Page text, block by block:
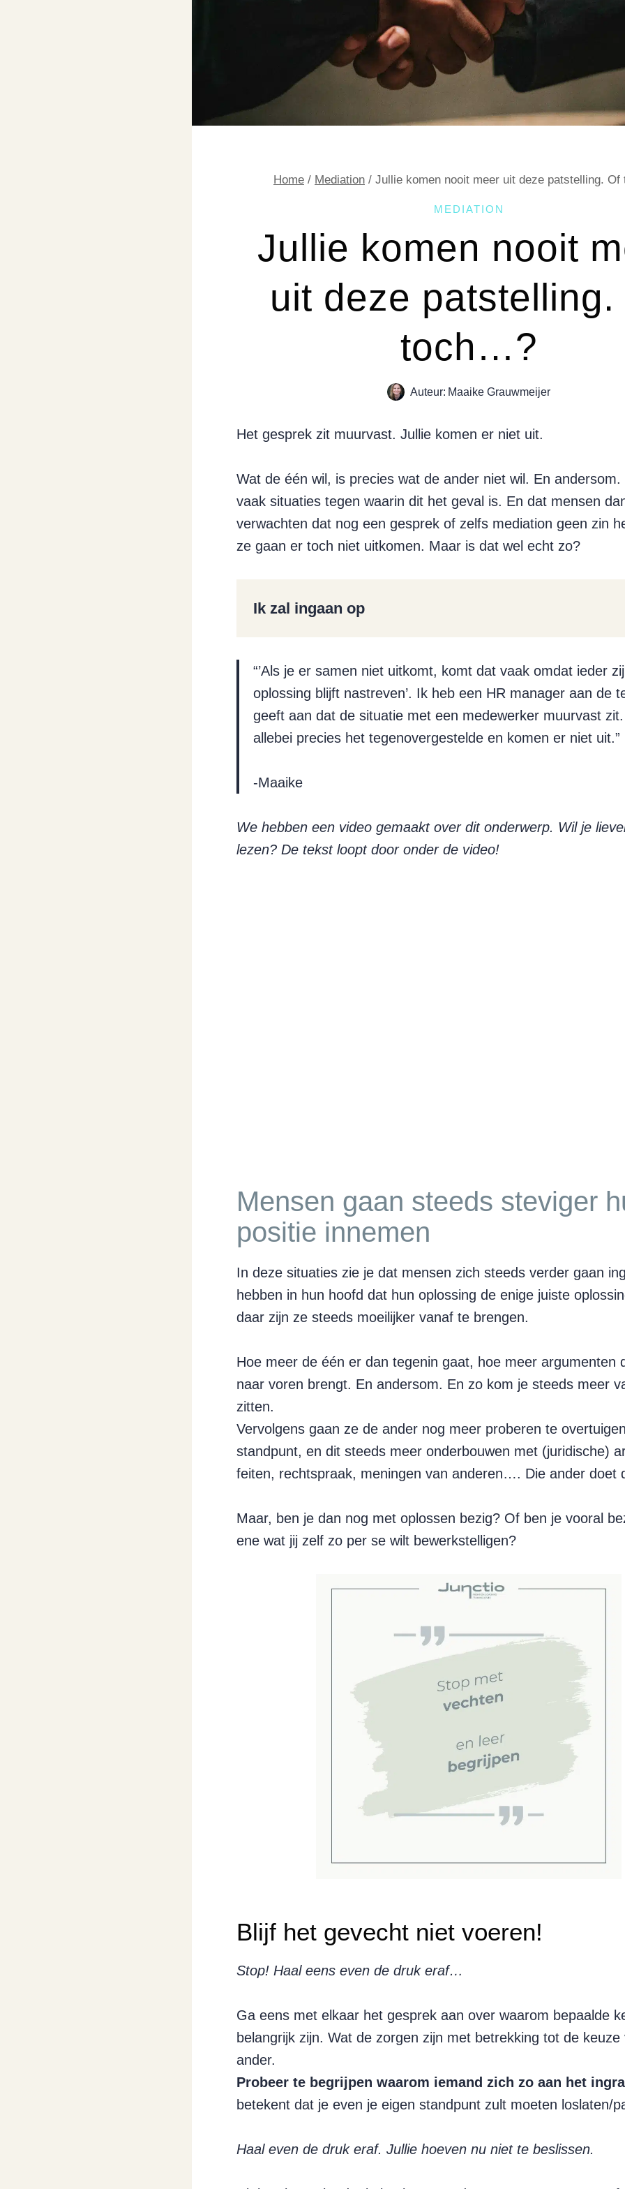
Home / Mediation / Jullie komen nooit meer uit deze patstelling.
MEDIATION
Jullie komen nooit
uit deze patstelling.
toch…?
Auteur: Maaike Grauwmeijer
Het gesprek zit muurvast. Jullie komen er niet uit.
Wat de één wil, is precies wat de ander niet wil. En
vaak situaties tegen waarin dit het geval is. En dat mensen
verwachten dat nog een gesprek of zelfs mediation geen zin
ze gaan er toch niet uitkomen. Maar is dat wel echt zo?
Ik zal ingaan op
“’Als je er samen niet uitkomt, komt dat vaak omdat ieder
oplossing blijft nastreven’. Ik heb een HR manager aan de
geeft aan dat de situatie met een medewerker muurvast
allebei precies het tegenovergestelde en komen er niet uit.”
-Maaike
We hebben een video gemaakt over dit onderwerp. Wil je
lezen? De tekst loopt door onder de video!
Mensen gaan steeds steviger
positie innemen
In deze situaties zie je dat mensen zich steeds verder gaan
hebben in hun hoofd dat hun oplossing de enige juiste
daar zijn ze steeds moeilijker vanaf te brengen.
Hoe meer de één er dan tegenin gaat, hoe meer argumenten
naar voren brengt. En andersom. En zo kom je steeds meer
zitten.
Vervolgens gaan ze de ander nog meer proberen te
standpunt, en dit steeds meer onderbouwen met (juridische)
feiten, rechtspraak, meningen van anderen…. Die ander doet
Maar, ben je dan nog met oplossen bezig? Of ben je vooral
ene wat jij zelf zo per se wilt bewerkstelligen?
Blijf het gevecht niet voeren!
Stop! Haal eens even de druk eraf…
Ga eens met elkaar het gesprek aan over waarom bepaalde
belangrijk zijn. Wat de zorgen zijn met betrekking tot de keuze
ander.
Probeer te begrijpen waarom iemand zich zo aan het
betekent dat je even je eigen standpunt zult moeten loslaten/
Haal even de druk eraf. Jullie hoeven nu niet te beslissen.